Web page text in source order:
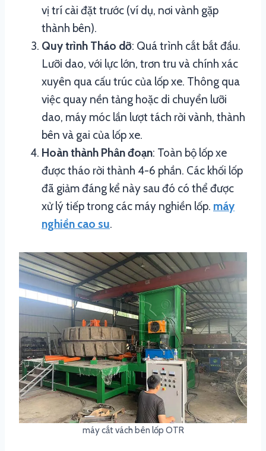
vị trí cài đặt trước (ví dụ, nơi vành gặp
thành bên).
Quy trình Tháo dỡ: Quá trình cắt bắt đầu.
Lưỡi dao, với lực lớn, trơn tru và chính xác
xuyên qua cấu trúc của lốp xe. Thông qua
việc quay nền tảng hoặc di chuyển lưỡi
dao, máy móc lần lượt tách rời vành, thành
bên và gai của lốp xe.
Hoàn thành Phân đoạn: Toàn bộ lốp xe
được tháo rời thành 4-6 phần. Các khối lốp
đã giảm đáng kể này sau đó có thể được
xử lý tiếp trong các máy nghiền lốp. máy
nghiền cao su.
máy cắt vách bên lốp OTR